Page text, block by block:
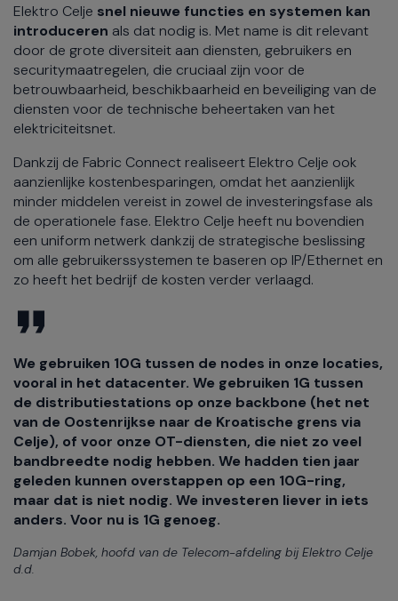
Elektro Celje snel nieuwe functies en systemen kan
introduceren als dat nodig is. Met name is dit relevant
door de grote diversiteit aan diensten, gebruikers en
securitymaatregelen, die cruciaal zijn voor de
betrouwbaarheid, beschikbaarheid en beveiliging van de
diensten voor de technische beheertaken van het
elektriciteitsnet.
Dankzij de Fabric Connect realiseert Elektro Celje ook
aanzienlijke kostenbesparingen, omdat het aanzienlijk
minder middelen vereist in zowel de investeringsfase als
de operationele fase. Elektro Celje heeft nu bovendien
een uniform netwerk dankzij de strategische beslissing
om alle gebruikerssystemen te baseren op IP/Ethernet en
zo heeft het bedrijf de kosten verder verlaagd.
We gebruiken 10G tussen de nodes in onze locaties,
vooral in het datacenter. We gebruiken 1G tussen
de distributiestations op onze backbone (het net
van de Oostenrijkse naar de Kroatische grens via
Celje), of voor onze OT-diensten, die niet zo veel
bandbreedte nodig hebben. We hadden tien jaar
geleden kunnen overstappen op een 10G-ring,
maar dat is niet nodig. We investeren liever in iets
anders. Voor nu is 1G genoeg.
Damjan Bobek, hoofd van de Telecom-afdeling bij Elektro Celje
d.d.